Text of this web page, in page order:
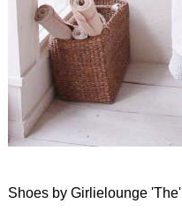
Shoes by Girlielounge 'The'